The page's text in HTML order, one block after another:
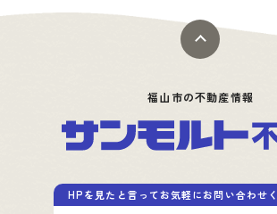
福山市の不動産情報
HPを見たと言ってお気軽にお問い合わせ